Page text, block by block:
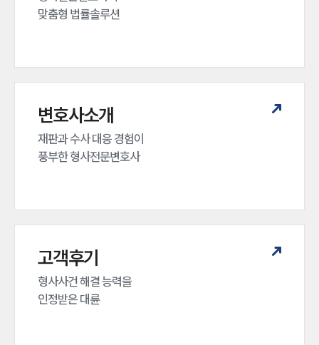
맞춤형 법률솔루션
변호사소개
재판과 수사 대응 경험이
풍부한 형사전문변호사
고객후기
형사사건 해결 능력을
인정받은 대륜